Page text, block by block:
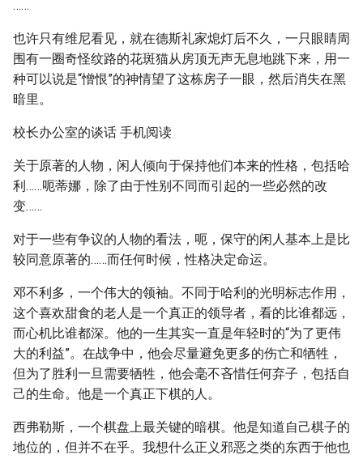
……
也许只有维尼看见，就在德斯礼家熄灯后不久，一只眼睛周
围有一圈奇怪纹路的花斑猫从房顶无声无息地跳下来，用一
种可以说是“憎恨”的神情望了这栋房子一眼，然后消失在黑
暗里。
校长办公室的谈话 手机阅读
关于原著的人物，闲人倾向于保持他们本来的性格，包括哈
利……呃蒂娜，除了由于性别不同而引起的一些必然的改
变……
对于一些有争议的人物的看法，呃，保守的闲人基本上是比
较同意原著的……而任何时候，性格决定命运。
邓不利多，一个伟大的领袖。不同于哈利的光明标志作用，
这个喜欢甜食的老人是一个真正的领导者，看的比谁都远，
而心机比谁都深。他的一生其实一直是年轻时的“为了更伟
大的利益”。在战争中，他会尽量避免更多的伤亡和牺牲，
但为了胜利一旦需要牺牲，他会毫不吝惜任何弃子，包括自
己的生命。他是一个真正下棋的人。
西弗勒斯，一个棋盘上最关键的暗棋。他是知道自己棋子的
地位的，但并不在乎。我想什么正义邪恶之类的东西于他也